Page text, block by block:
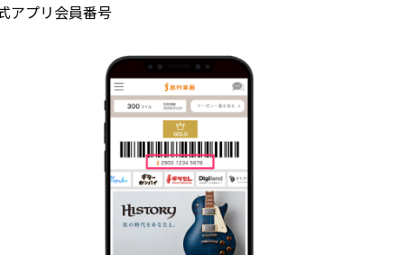
アプリ会員番号